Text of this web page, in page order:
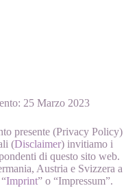
25 Marzo 2023
presente (Privacy Policy)
(Disclaimer) invitiamo i
di questo sito web.
Austria e Svizzera a
Imprint” o “Impressum”.